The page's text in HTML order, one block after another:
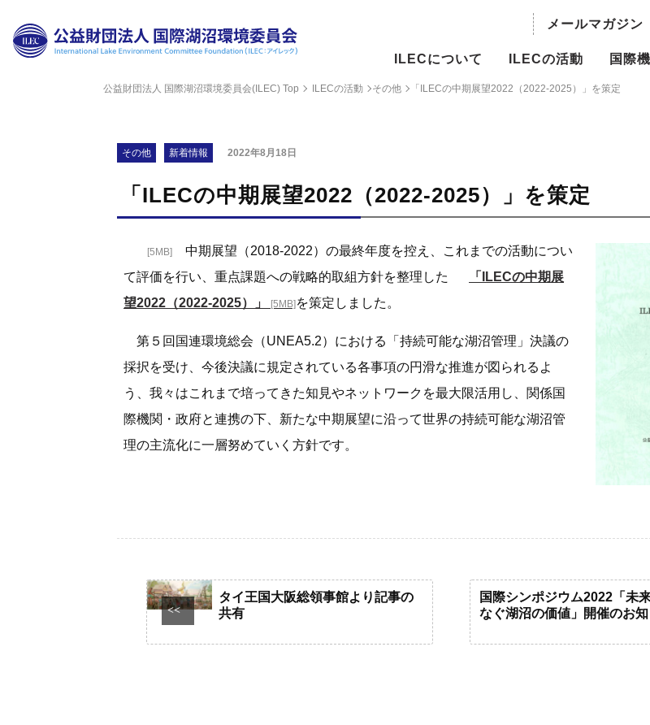
メールマガジン
ILECについて
財団の概要
組織概要
公開情報
ILECの活動
持続可能な水資源利用のための湖
国際越境水域評価プログラム
人材育成
次回の湖沼会議
これまでの湖沼会議
国際
国際機関との
公益財団法人 国際湖沼環境委員会(ILEC) Top ILECの活動 その他 「ILECの中期展望2022（2022-2025）」を策定
その他 新着情報 2022年8月18日
「ILECの中期展望2022（2022-2025）」を策定
[5MB]
中期展望（2018-2022）の最終年度を控え、これまでの活動につい
て評価を行い、重点課題への戦略的取組方針を整理した
「ILECの中期展
望2022（2022-2025）」
[5MB] を策定しました。
第５回国連環境総会（UNEA5.2）における「持続可能な湖沼管理」決議の
採択を受け、今後決議に規定されている各事項の円滑な推進が図られるよ
う、我々はこれまで培ってきた知見やネットワークを最大限活用し、関係国
際機関・政府と連携の下、新たな中期展望に沿って世界の持続可能な湖沼管
理の主流化に一層努めていく方針です。
<<
タイ王国大阪総領事館より記事の
共有
国際シンポジウム2022「未
なぐ湖沼の価値」開催のお